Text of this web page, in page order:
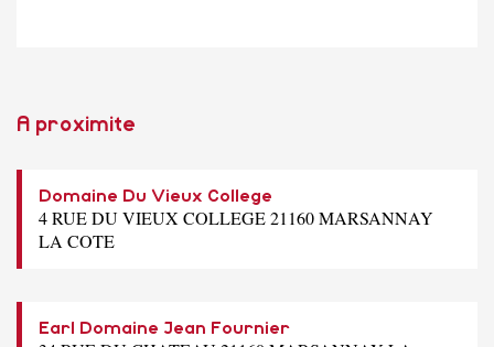
A proximite
Domaine Du Vieux College
4 RUE DU VIEUX COLLEGE 21160 MARSANNAY
LA COTE
Earl Domaine Jean Fournier